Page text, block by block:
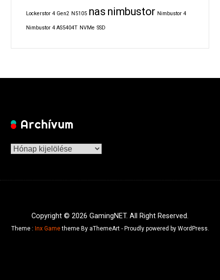
Lockerstor 4 Gen2 N5105 nas nimbustor Nimbustor 4
Nimbustor 4 AS5404T NVMe SSD
Archívum
Archívum
Copyright © 2026 GamingNET. All Right Reserved.
Theme : Inx Gametheme By aThemeArt - Proudly powered by WordPress.